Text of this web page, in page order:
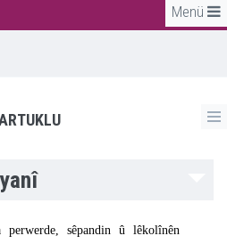
Menü
sêpandin û lêkolînên